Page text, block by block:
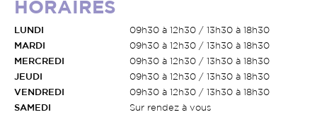
HORAIRES
LUNDI
09h30 à 12h30 / 13h30 à 18h30
MARDI
09h30 à 12h30 / 13h30 à 18h30
MERCREDI
09h30 à 12h30 / 13h30 à 18h30
JEUDI
09h30 à 12h30 / 13h30 à 18h30
VENDREDI
09h30 à 12h30 / 13h30 à 18h30
SAMEDI
Sur rendez à vous